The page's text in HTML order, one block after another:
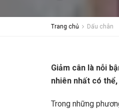
Trang chủ Dấu chân
Giảm cân là nỗi
nhiên nhất có
Trong những